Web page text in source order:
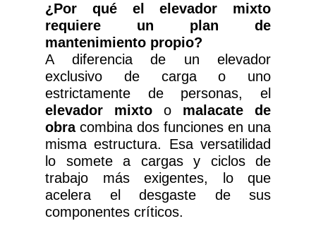
¿Por qué el elevador mixto
requiere un plan de
mantenimiento propio?
A diferencia de un elevador
exclusivo de carga o uno
estrictamente de personas, el
elevador mixto o malacate de
obracombina dos funciones en una
misma estructura. Esa versatilidad
lo somete a cargas y ciclos de
trabajo más exigentes, lo que
acelera el desgaste de sus
componentes críticos.